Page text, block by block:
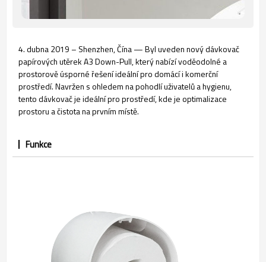
4. dubna 2019 – Shenzhen, Čína — Byl uveden nový dávkovač
papírových utěrek A3 Down-Pull, který nabízí voděodolné a
prostorově úsporné řešení ideální pro domácí i komerční
prostředí. Navržen s ohledem na pohodlí uživatelů a hygienu,
tento dávkovač je ideální pro prostředí, kde je optimalizace
prostoru a čistota na prvním místě.
Funkce